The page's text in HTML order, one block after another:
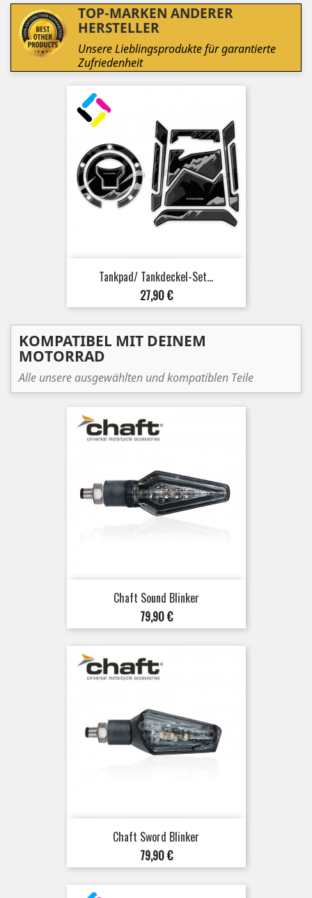
TOP-MARKEN ANDERER
HERSTELLER
Unsere Lieblingsprodukte für garantierte
Zufriedenheit
Tankpad/ Tankdeckel-Set...
Preis
27,90 €
KOMPATIBEL MIT DEINEM
MOTORRAD
Alle unsere ausgewählten und kompatiblen Teile
Chaft Sound Blinker
Preis
79,90 €
Chaft Sword Blinker
Preis
79,90 €